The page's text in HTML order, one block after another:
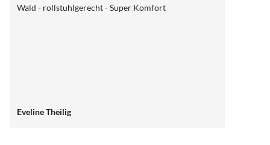
Wald - rollstuhlgerecht - Super Komfort
Eveline Theilig